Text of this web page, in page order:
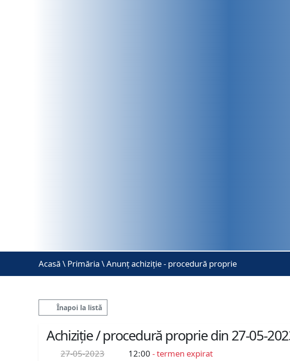
Acasă \ Primăria \ Anunț achiziție - procedură proprie
Înapoi la listă
Achiziție / procedură proprie din 27-05-
27-05-2023 12:00- termen expirat